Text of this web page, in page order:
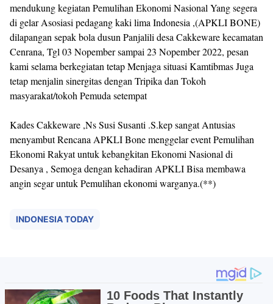
mendukung kegiatan Pemulihan Ekonomi Nasional Yang segera
di gelar Asosiasi pedagang kaki lima Indonesia ,(APKLI BONE)
dilapangan sepak bola dusun Panjalili desa Cakkeware kecamatan
Cenrana, Tgl 03 Nopember sampai 23 Nopember 2022, pesan
kami selama berkegiatan tetap Menjaga situasi Kamtibmas Juga
tetap menjalin sinergitas dengan Tripika dan Tokoh
masyarakat/tokoh Pemuda setempat
Kades Cakkeware ,Ns Susi Susanti .S.kep sangat Antusias
menyambut Rencana APKLI Bone menggelar event Pemulihan
Ekonomi Rakyat untuk kebangkitan Ekonomi Nasional di
Desanya , Semoga dengan kehadiran APKLI Bisa membawa
angin segar untuk Pemulihan ekonomi warganya.(**)
INDONESIA TODAY